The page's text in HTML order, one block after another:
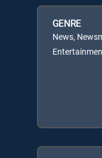
GENRE
News,